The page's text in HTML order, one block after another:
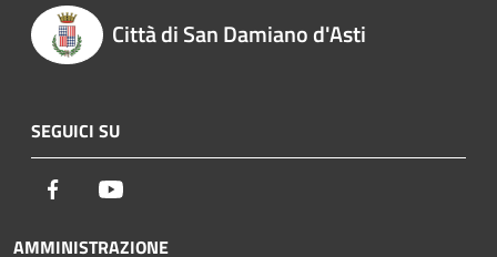
Città di San Damiano d'Asti
SEGUICI SU
Facebook
AMMINISTRAZIONE